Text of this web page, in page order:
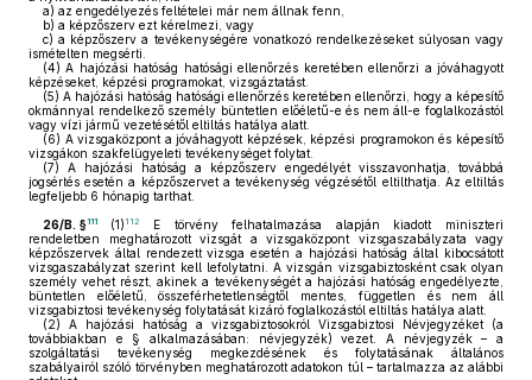
a) az engedélyezés feltételei már nem állnak fenn,
b) a képzőszerv ezt kérelmezi, vagy
c) a képzőszerv a tevékenységére vonatkozó rendelkezéseket súlyosan vagy
ismételten megsérti.
(4) A hajózási hatóság hatósági ellenőrzés keretében ellenőrzi a jóváhagyott
képzéseket, képzési programokat, vizsgáztatást.
(5) A hajózási hatóság hatósági ellenőrzés keretében ellenőrzi, hogy a képesítő
okmánnyal rendelkező személy büntetlen előéletű-e és nem áll-e foglalkozástól
vagy vízi jármű vezetésétől eltiltás hatálya alatt.
(6) A vizsgaközpont a jóváhagyott képzések, képzési programokon és képesítő
vizsgákon szakfelügyeleti tevékenységet folytat.
(7) A hajózási hatóság a képzőszerv engedélyét visszavonhatja, továbbá
jogsértés esetén a képzőszervet a tevékenység végzésétől eltilthatja. Az eltiltás
legfeljebb 6 hónapig tarthat.
26/B. §111 (1) 112
E törvény felhatalmazása alapján kiadott miniszteri
rendeletben meghatározott vizsgát a vizsgaközpont vizsgaszabályzata vagy
képzőszervek által rendezett vizsga esetén a hajózási hatóság által kibocsátott
vizsgaszabályzat szerint kell lefolytatni. A vizsgán vizsgabiztosként csak olyan
személy vehet részt, akinek a tevékenységét a hajózási hatóság engedélyezte,
büntetlen előéletű, összeférhetetlenségtől mentes, független és nem áll
vizsgabiztosi tevékenység folytatását kizáró foglalkozástól eltiltás hatálya alatt.
(2) A hajózási hatóság a vizsgabiztosokról Vizsgabiztosi Névjegyzéket (a
továbbiakban e § alkalmazásában: névjegyzék) vezet. A névjegyzék – a
szolgáltatási tevékenység megkezdésének és folytatásának általános
szabályairól szóló törvényben meghatározott adatokon túl – tartalmazza az alábbi